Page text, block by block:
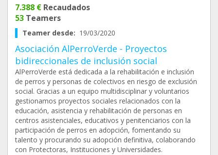
7.388 € Recaudados
53 Teamers
Teamer desde: 19/03/2020
Asociación AlPerroVerde - Proyectos
bidireccionales de inclusión social
AlPerroVerde está dedicada a la rehabilitación e inclusión
de perros y personas de colectivos en riesgo de exclusión
social. Gracias a un equipo multidisciplinar y voluntarios
gestionamos proyectos sociales relacionados con la
educación, asistencia y rehabilitación de personas en
centros asistenciales, educativos y penitenciarios con la
participación de perros en adopción, fomentando su
talento y procurando su adopción definitiva, colaborando
con Protectoras, Instituciones y Universidades.